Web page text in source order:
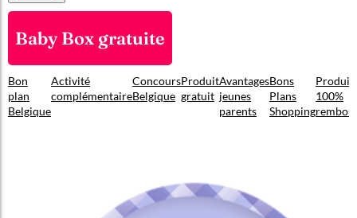
Baby Box gratuite
Bon
plan
Belgique
Activité
complémentaire
Concours
Belgique
Produit
gratuit
Avantages
jeunes
parents
Bons
Plans
Shopping
Produit
100%